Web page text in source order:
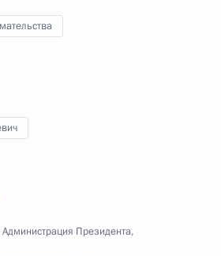
Администрация Президента,